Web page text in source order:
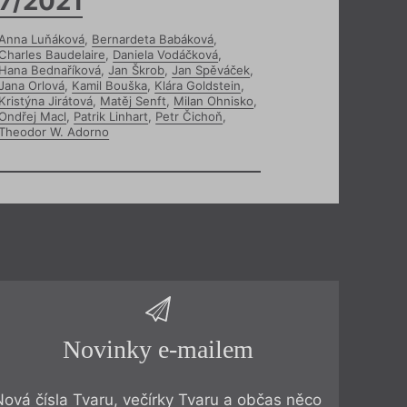
Luňáková, Bernardeta Babáková,
Baudelaire, Daniela Vodáčková,
Bednaříková, Jan Škrob, Jan Spěváček,
Orlová, Kamil Bouška, Klára Goldstein,
Jirátová, Matěj Senft, Milan Ohnisko,
Macl, Patrik Linhart, Petr Čichoň,
W. Adorno
Novinky e-mailem
čísla Tvaru, večírky Tvaru a občas něco